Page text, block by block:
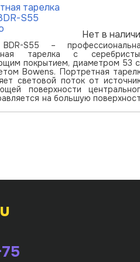
Нет в
тарелка
S55
S55 –
тарелка с
покрытием, диаметром 53
Bowens. Портретная
световой поток от
поверхности
на большую